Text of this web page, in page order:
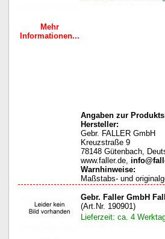
Mehr
Informationen...
Angaben zur
Hersteller:
Gebr. FALLER GmbH
Kreuzstraße 9
78148 Gütenbach,
www.faller.de,
Warnhinweise:
Maßstabs- und
Gebr. Faller GmbH
(Art.Nr. 190901)
Lieferzeit: ca. 4